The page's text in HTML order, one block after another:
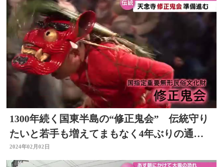
1300年続く国東半島の“修正鬼会” 伝統守り
たいと若手も増えてまもなく4年ぶりの通常
開催 大分
2024年02月02日